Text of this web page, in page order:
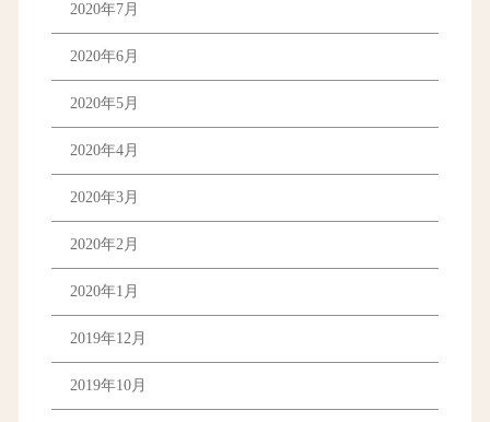
2020年7月
2020年6月
2020年5月
2020年4月
2020年3月
2020年2月
2020年1月
2019年12月
2019年10月